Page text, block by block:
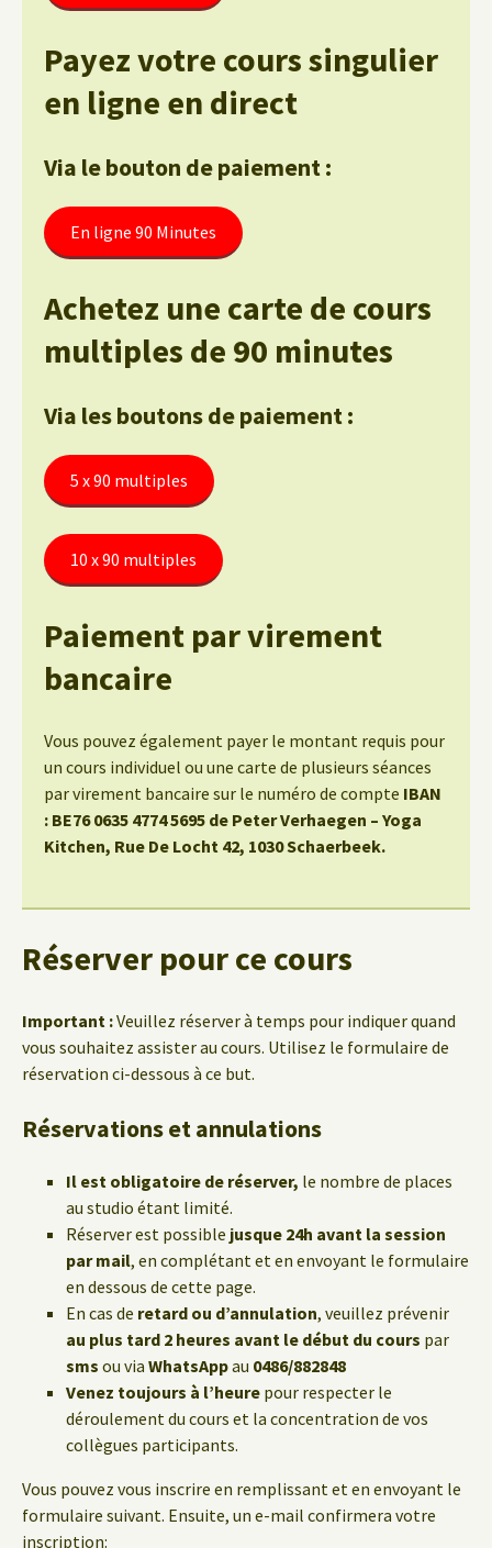
Payez votre cours singulier
en ligne en direct
Via le bouton de paiement :
En ligne 90 Minutes
Achetez une carte de cours
multiples de 90 minutes
Via les boutons de paiement :
5 x 90 multiples
10 x 90 multiples
Paiement par virement
bancaire
Vous pouvez également payer le montant requis pour
un cours individuel ou une carte de plusieurs séances
par virement bancaire sur le numéro de compte IBAN
: BE76 0635 4774 5695 de Peter Verhaegen – Yoga
Kitchen, Rue De Locht 42, 1030 Schaerbeek.
Réserver pour ce cours
Important :Veuillez réserver à temps pour indiquer quand
vous souhaitez assister au cours. Utilisez le formulaire de
réservation ci-dessous à ce but.
Réservations et annulations
Il est obligatoire de réserver, le nombre de places
au studio étant limité.
Réserver est possible jusque 24h avant la session
par mail, en complétant et en envoyant le formulaire
en dessous de cette page.
En cas de retard ou d’annulation, veuillez prévenir
au plus tard 2 heures avant le début du cours par
sms ou via WhatsAppau 0486/882848
Venez toujours à l’heure pour respecter le
déroulement du cours et la concentration de vos
collègues participants.
Vous pouvez vous inscrire en remplissant et en envoyant le
formulaire suivant. Ensuite, un e-mail confirmera votre
inscription: